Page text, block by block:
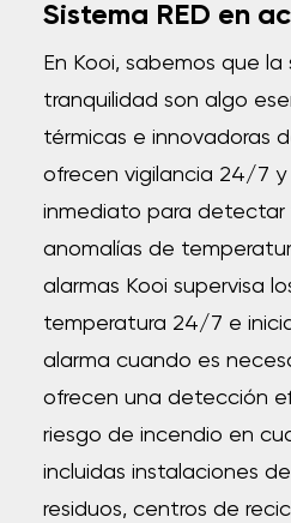
Sistema RED en
En Kooi, sabemos que
tranquilidad son algo
térmicas e innovadoras
ofrecen vigilancia 24/7 y
inmediato para detectar
anomalías de
alarmas Kooi supervisa
temperatura 24/7 e
alarma cuando es
ofrecen una detección
riesgo de incendio en
incluidas instalaciones
residuos, centros de